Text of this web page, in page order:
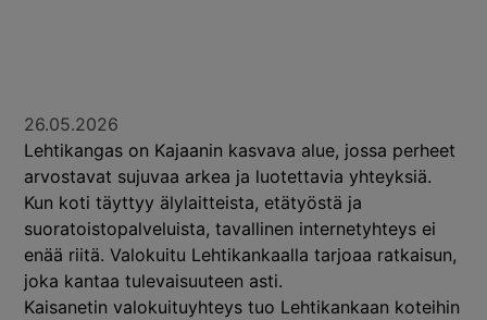
26.05.2026
Lehtikangas on Kajaanin kasvava alue, jossa perheet
arvostavat sujuvaa arkea ja luotettavia yhteyksiä.
Kun koti täyttyy älylaitteista, etätyöstä ja
suoratoistopalveluista, tavallinen internetyhteys ei
enää riitä. Valokuitu Lehtikankaalla tarjoaa ratkaisun,
joka kantaa tulevaisuuteen asti.
Kaisanetin valokuituyhteys tuo Lehtikankaan koteihin